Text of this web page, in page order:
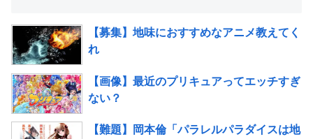
【募集】地味におすすめなアニメ教えてく
れ
【画像】最近のプリキュアってエッチすぎ
ない？
【難題】岡本倫「パラレルパラダイスは地